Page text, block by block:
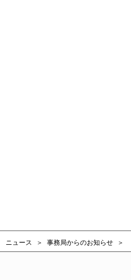
ニュース 事務局からのお知らせ